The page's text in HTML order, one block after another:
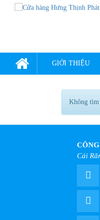
GIỚI THIỆU
Không
Cái